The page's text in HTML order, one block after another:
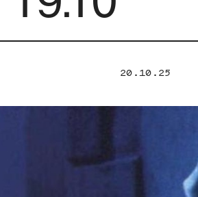
20.10.25